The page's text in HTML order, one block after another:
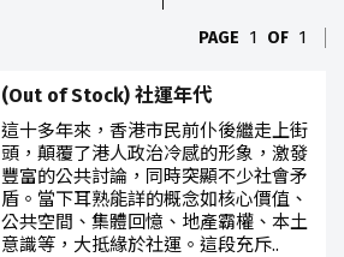
PAGE 1 OF 1
(Out of Stock) 社運年代
這十多年來，香港市民前仆後繼走上街
頭，顛覆了港人政治冷感的形象，激發
豐富的公共討論，同時突顯不少社會矛
盾。當下耳熟能詳的概念如核心價值、
公共空間、集體回憶、地產霸權、本土
意識等，大抵緣於社運。這段充斥..